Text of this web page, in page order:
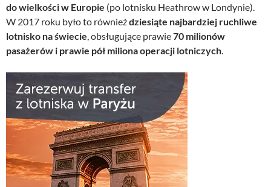
do wielkości w Europie (po lotnisku Heathrow w Londynie).
W 2017 roku było to równieżdziesiąte najbardziej ruchliwe
lotnisko na świecie , obsługujące prawie70 milionów
pasażerów i prawie pół miliona operacji lotniczych